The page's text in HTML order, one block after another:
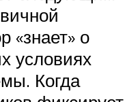
«знает» о
условиях
Когда